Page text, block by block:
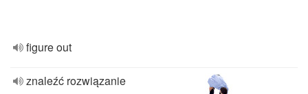
figure out
znaleźć rozwiązanie